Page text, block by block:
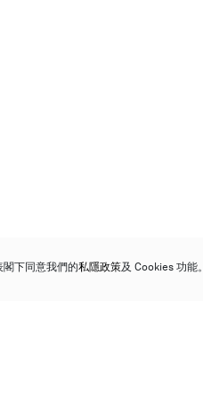
下同意我們的私隱政策及 Cookies 功能。